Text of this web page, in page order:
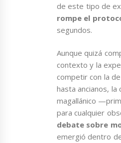
de este tipo de
rompe el
segundos.
Aunque quizá
contexto y la
competir con la de
hasta ancianos,
magallánico
para cualquier
debate sobre
emergió dentro